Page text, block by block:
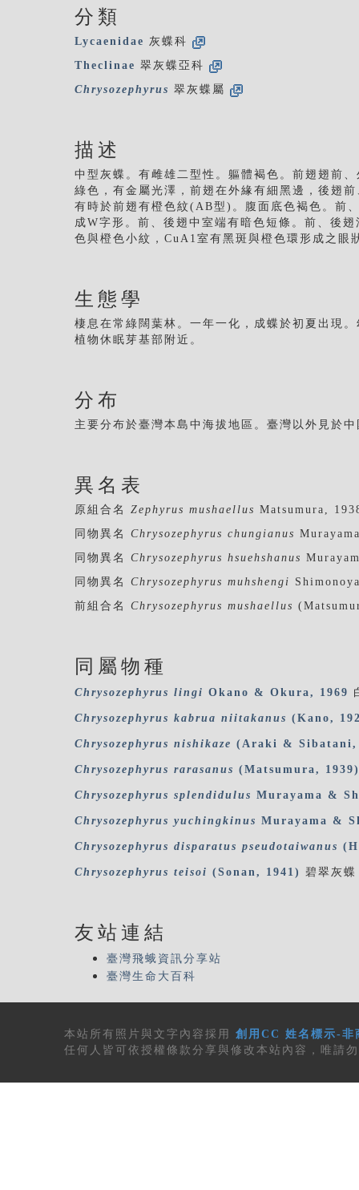
分類
Lycaenidae 灰蝶科
Theclinae 翠灰蝶亞科
Chrysozephyrus 翠灰蝶屬
描述
中型灰蝶。有雌雄二型性。軀體褐色。前翅翅前
綠色，有金屬光澤，前翅在外緣有細黑邊，後翅
有時於前翅有橙色紋(AB型)。腹面底色褐色。前
成W字形。前、後翅中室端有暗色短條。前、後
色與橙色小紋，CuA1室有黑斑與橙色環形成之眼
生態學
棲息在常綠闊葉林。一年一化，成蝶於初夏出現
植物休眠芽基部附近。
分布
主要分布於臺灣本島中海拔地區。臺灣以外見於
異名表
原組合名 Zephyrus mushaellus Matsumura,
同物異名 Chrysozephyrus chungianus
同物異名 Chrysozephyrus hsuehshanus
同物異名 Chrysozephyrus muhshengi
前組合名 Chrysozephyrus mushaellus
同屬物種
Chrysozephyrus lingi Okano & Okura, 1969
Chrysozephyrus kabrua niitakanus (Kano,
Chrysozephyrus nishikaze (Araki & Sibatani,
Chrysozephyrus rarasanus (Matsumura, 1939)
Chrysozephyrus splendidulus Murayama &
Chrysozephyrus yuchingkinus Murayama &
Chrysozephyrus disparatus pseudotaiwanus
Chrysozephyrus teisoi (Sonan, 1941) 碧翠灰蝶
友站連結
臺灣飛蛾資訊分享站
臺灣生命大百科
本站所有 照片與文字內容 採用 創用CC 姓名標示-
任何人皆可依授權條款分享與修改本站內容，唯請